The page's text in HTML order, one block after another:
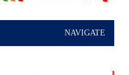
NAVIGATE